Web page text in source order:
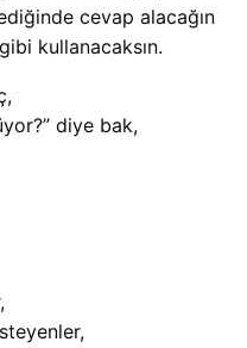
cevap alacağın
kullanacaksın.
diye bak,